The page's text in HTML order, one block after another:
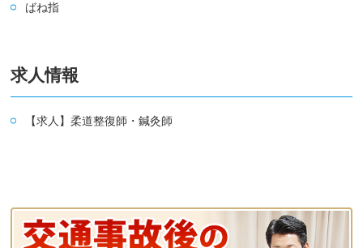
ばね指
求人情報
【求人】柔道整復師・鍼灸師